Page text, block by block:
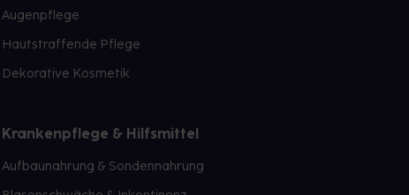
Augenpflege
Hautstraffende Pflege
Dekorative Kosmetik
Krankenpflege & Hilfsmittel
Aufbaunahrung & Sondennahrung